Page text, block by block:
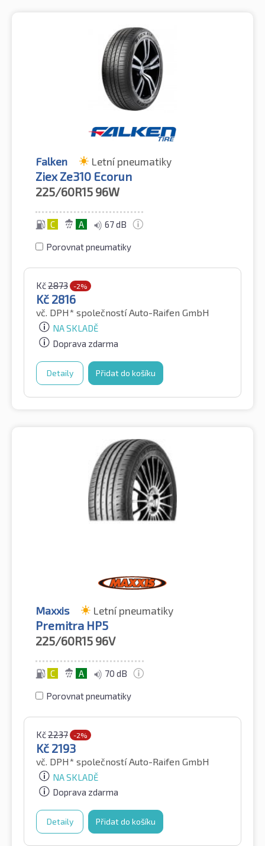
Falken Letní pneumatiky
Ziex Ze310 Ecorun
225/60R15 96W
C A 67 dB
Porovnat pneumatiky
Kč2873 -2%
Kč 2816
vč. DPH* společností Auto-Raifen GmbH
NA SKLADĚ
Doprava zdarma
Detaily Přidat do košíku
Maxxis Letní pneumatiky
Premitra HP5
225/60R15 96V
C A 70 dB
Porovnat pneumatiky
Kč2237 -2%
Kč 2193
vč. DPH* společností Auto-Raifen GmbH
NA SKLADĚ
Doprava zdarma
Detaily Přidat do košíku